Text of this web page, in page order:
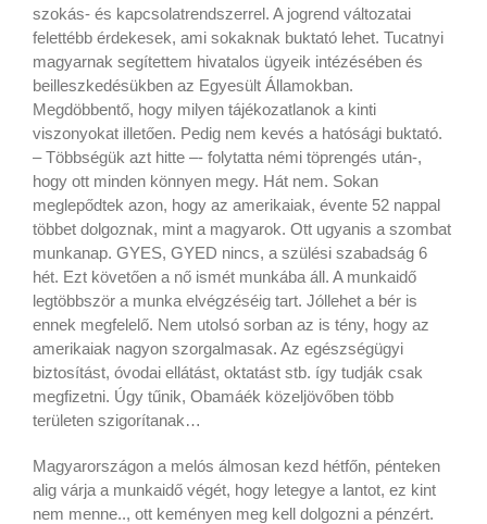
szokás- és kapcsolatrendszerrel. A jogrend változatai
felettébb érdekesek, ami sokaknak buktató lehet. Tucatnyi
magyarnak segítettem hivatalos ügyeik intézésében és
beilleszkedésükben az Egyesült Államokban.
Megdöbbentő, hogy milyen tájékozatlanok a kinti
viszonyokat illetően. Pedig nem kevés a hatósági buktató.
– Többségük azt hitte –- folytatta némi töprengés után-,
hogy ott minden könnyen megy. Hát nem. Sokan
meglepődtek azon, hogy az amerikaiak, évente 52 nappal
többet dolgoznak, mint a magyarok. Ott ugyanis a szombat
munkanap. GYES, GYED nincs, a szülési szabadság 6
hét. Ezt követően a nő ismét munkába áll. A munkaidő
legtöbbször a munka elvégzéséig tart. Jóllehet a bér is
ennek megfelelő. Nem utolsó sorban az is tény, hogy az
amerikaiak nagyon szorgalmasak. Az egészségügyi
biztosítást, óvodai ellátást, oktatást stb. így tudják csak
megfizetni. Úgy tűnik, Obamáék közeljövőben több
területen szigorítanak…
Magyarországon a melós álmosan kezd hétfőn, pénteken
alig várja a munkaidő végét, hogy letegye a lantot, ez kint
nem menne.., ott keményen meg kell dolgozni a pénzért.